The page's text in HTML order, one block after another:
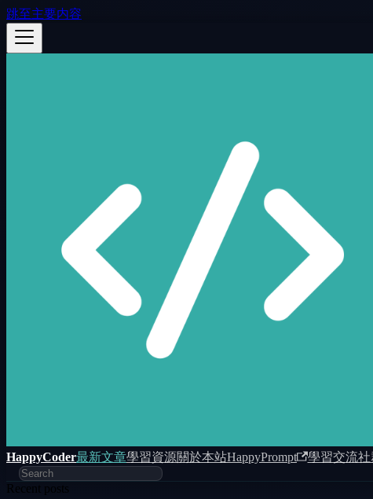
跳至主要内容
HappyCoder最新文章學習資源關於本站HappyPrompt 學習交流社
Recent posts